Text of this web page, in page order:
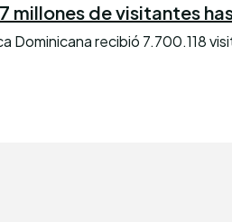
millones de visitantes
Dominicana recibió 7.700.118